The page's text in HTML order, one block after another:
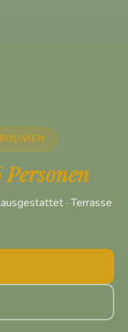
Personen
· Terrasse